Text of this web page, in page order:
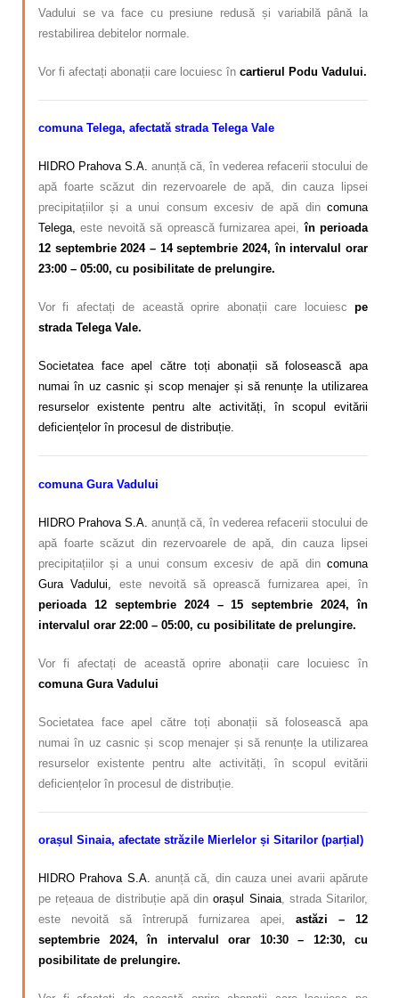
Vadului se va face cu presiune redusă și variabilă până la
restabilirea debitelor normale.
Vor fi afectați abonații care locuiesc în cartierul Podu Vadului.
comuna Telega, afectată strada Telega Vale
HIDRO Prahova S.A. anunță că, în vederea refacerii stocului de
apă foarte scăzut din rezervoarele de apă, din cauza lipsei
precipitațiilor și a unui consum excesiv de apă din comuna
Telega, este nevoită să oprească furnizarea apei,în perioada
12 septembrie 2024 – 14 septembrie 2024,în intervalul orar
23:00 – 05:00, cu posibilitate de prelungire.
Vor fi afectați de această oprire abonații care locuiesc pe
strada Telega Vale.
Societatea face apel către toți abonații să folosească apa
numai în uz casnic și scop menajer și să renunțe la utilizarea
resurselor existente pentru alte activități, în scopul evitării
deficiențelor în procesul de distribuție.
comuna Gura Vadului
HIDRO Prahova S.A. anunță că, în vederea refacerii stocului de
apă foarte scăzut din rezervoarele de apă, din cauza lipsei
precipitațiilor și a unui consum excesiv de apă din comuna
Gura Vadului, este nevoită să oprească furnizarea apei, în
perioada 12 septembrie 2024 – 15 septembrie 2024, în
intervalul orar 22:00 – 05:00, cu posibilitate de prelungire.
Vor fi afectați de această oprire abonații care locuiesc în
comuna Gura Vadului
Societatea face apel către toți abonații să folosească apa
numai în uz casnic și scop menajer și să renunțe la utilizarea
resurselor existente pentru alte activități, în scopul evitării
deficiențelor în procesul de distribuție.
orașul Sinaia, afectate străzile Mierlelor și Sitarilor (parțial)
HIDRO Prahova S.A. anunță că, din cauza unei avarii apărute
pe rețeaua de distribuție apă din orașul Sinaia, strada Sitarilor,
este nevoită să întrerupă furnizarea apei, astăzi – 12
septembrie 2024, în intervalul orar 10:30 – 12:30, cu
posibilitate de prelungire.